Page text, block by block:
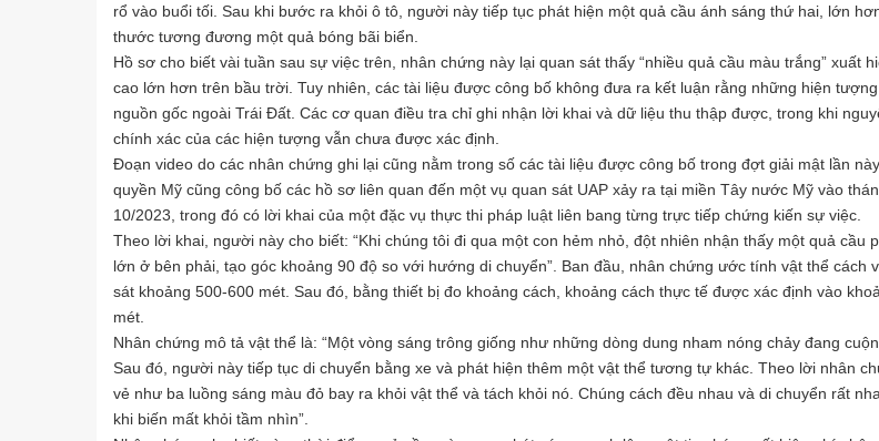
rổ vào buổi tối. Sau khi bước ra khỏi ô tô, người này tiếp tục phát hiện một quả cầu ánh sáng thứ hai, lớn
thước tương đương một quả bóng bãi biển.
Hồ sơ cho biết vài tuần sau sự việc trên, nhân chứng này lại quan sát thấy “nhiều quả cầu màu trắng” xuất
cao lớn hơn trên bầu trời. Tuy nhiên, các tài liệu được công bố không đưa ra kết luận rằng những hiện
nguồn gốc ngoài Trái Đất. Các cơ quan điều tra chỉ ghi nhận lời khai và dữ liệu thu thập được, trong khi
chính xác của các hiện tượng vẫn chưa được xác định.
Đoạn video do các nhân chứng ghi lại cũng nằm trong số các tài liệu được công bố trong đợt giải mật lần
quyền Mỹ cũng công bố các hồ sơ liên quan đến một vụ quan sát UAP xảy ra tại miền Tây nước Mỹ vào
10/2023, trong đó có lời khai của một đặc vụ thực thi pháp luật liên bang từng trực tiếp chứng kiến sự việc.
Theo lời khai, người này cho biết: “Khi chúng tôi đi qua một con hẻm nhỏ, đột nhiên nhận thấy một quả cầu
lớn ở bên phải, tạo góc khoảng 90 độ so với hướng di chuyển”. Ban đầu, nhân chứng ước tính vật thể cách
sát khoảng 500-600 mét. Sau đó, bằng thiết bị đo khoảng cách, khoảng cách thực tế được xác định vào
mét.
Nhân chứng mô tả vật thể là: “Một vòng sáng trông giống như những dòng dung nham nóng chảy đang cuộn
Sau đó, người này tiếp tục di chuyển bằng xe và phát hiện thêm một vật thể tương tự khác. Theo lời nhân
vẻ như ba luồng sáng màu đỏ bay ra khỏi vật thể và tách khỏi nó. Chúng cách đều nhau và di chuyển rất
khi biến mất khỏi tầm nhìn”.